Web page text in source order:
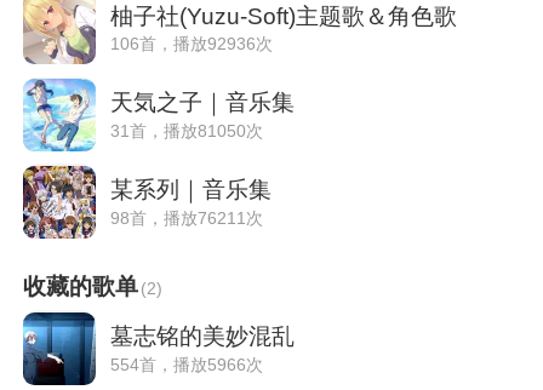
柚子社(Yuzu-Soft)主题歌＆角色歌
106首，播放92936次
天気之子｜音乐集
31首，播放81050次
某系列｜音乐集
98首，播放76211次
收藏的歌单(2)
墓志铭的美妙混乱
554首，播放5966次